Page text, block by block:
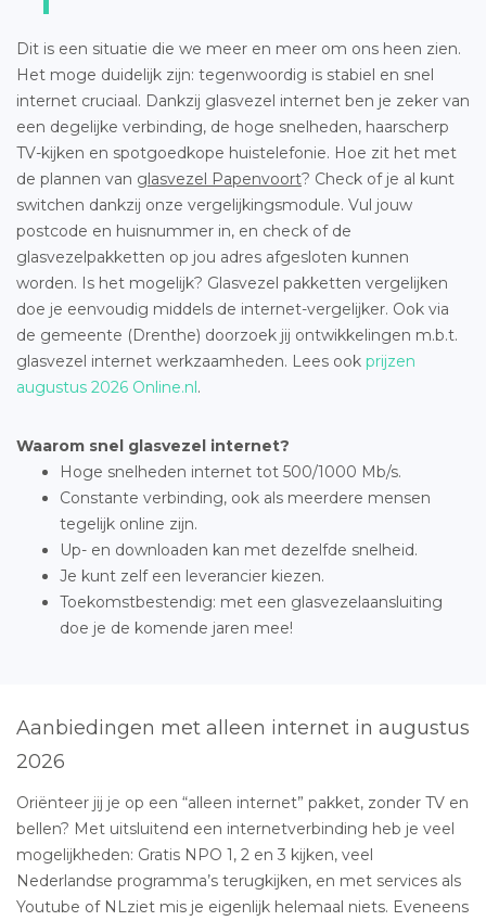
Dit is een situatie die we meer en meer om ons heen zien.
Het moge duidelijk zijn: tegenwoordig is stabiel en snel
internet cruciaal. Dankzij glasvezel internet ben je zeker van
een degelijke verbinding, de hoge snelheden, haarscherp
TV-kijken en spotgoedkope huistelefonie. Hoe zit het met
de plannen van glasvezel Papenvoort? Check of je al kunt
switchen dankzij onze vergelijkingsmodule. Vul jouw
postcode en huisnummer in, en check of de
glasvezelpakketten op jou adres afgesloten kunnen
worden. Is het mogelijk? Glasvezel pakketten vergelijken
doe je eenvoudig middels de internet-vergelijker. Ook via
de gemeente (Drenthe) doorzoek jij ontwikkelingen m.b.t.
glasvezel internet werkzaamheden. Lees ook prijzen
augustus 2026 Online.nl.
Waarom snel glasvezel internet?
Hoge snelheden internet tot 500/1000 Mb/s.
Constante verbinding, ook als meerdere mensen
tegelijk online zijn.
Up- en downloaden kan met dezelfde snelheid.
Je kunt zelf een leverancier kiezen.
Toekomstbestendig: met een glasvezelaansluiting
doe je de komende jaren mee!
Aanbiedingen met alleen internet in augustus
2026
Oriënteer jij je op een “alleen internet” pakket, zonder TV en
bellen? Met uitsluitend een internetverbinding heb je veel
mogelijkheden: Gratis NPO 1, 2 en 3 kijken, veel
Nederlandse programma’s terugkijken, en met services als
Youtube of NLziet mis je eigenlijk helemaal niets. Eveneens